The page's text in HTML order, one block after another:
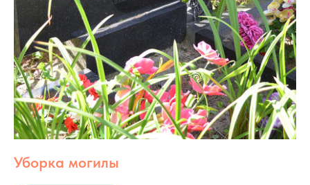
Уборка могилы